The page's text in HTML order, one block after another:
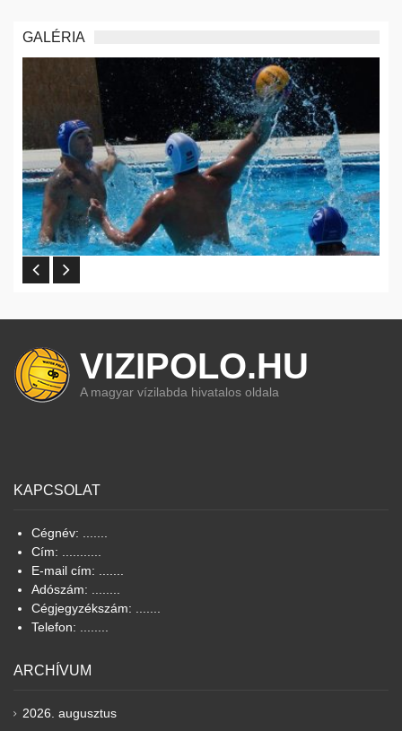
GALÉRIA
VIZIPOLO.HU
A magyar vízilabda hivatalos oldala
KAPCSOLAT
Cégnév: .......
Cím: ...........
E-mail cím: .......
Adószám: ........
Cégjegyzékszám: .......
Telefon: ........
ARCHÍVUM
2026. augusztus